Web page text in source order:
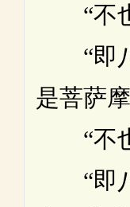
“不也
“即八
是菩萨
“不也
“即八